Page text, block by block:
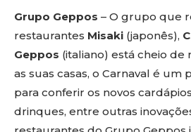
Grupo Geppos – O grupo que
restaurantes Misaki (japonês),
Geppos (italiano) está cheio de
as suas casas, o Carnaval é
para conferir os novos
drinques, entre outras